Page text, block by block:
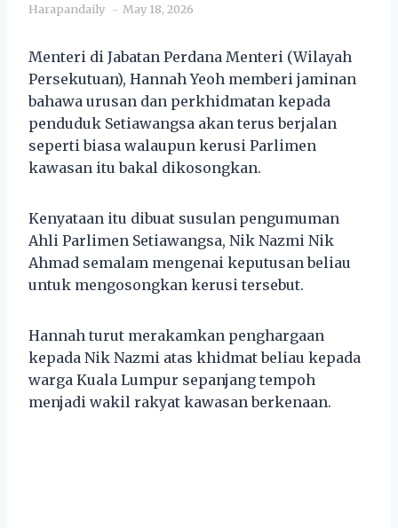
Harapandaily May 18, 2026
Menteri di Jabatan Perdana Menteri (Wilayah
Persekutuan), Hannah Yeoh memberi jaminan
bahawa urusan dan perkhidmatan kepada
penduduk Setiawangsa akan terus berjalan
seperti biasa walaupun kerusi Parlimen
kawasan itu bakal dikosongkan.
Kenyataan itu dibuat susulan pengumuman
Ahli Parlimen Setiawangsa, Nik Nazmi Nik
Ahmad semalam mengenai keputusan beliau
untuk mengosongkan kerusi tersebut.
Hannah turut merakamkan penghargaan
kepada Nik Nazmi atas khidmat beliau kepada
warga Kuala Lumpur sepanjang tempoh
menjadi wakil rakyat kawasan berkenaan.